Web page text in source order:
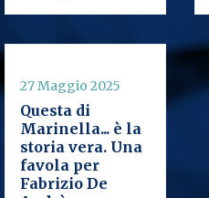
27 Maggio 2025
Questa di
Marinella... è la
storia vera. Una
favola per
Fabrizio De